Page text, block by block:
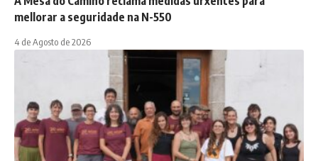
mellorar a seguridade na N-550
4 de Agosto de 2026